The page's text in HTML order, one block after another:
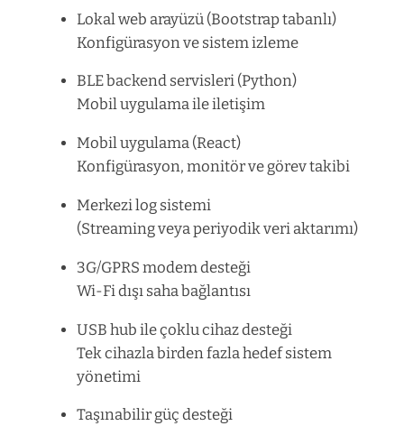
Lokal web arayüzü (Bootstrap tabanlı)
Konfigürasyon ve sistem izleme
BLE backend servisleri (Python)
Mobil uygulama ile iletişim
Mobil uygulama (React)
Konfigürasyon, monitör ve görev takibi
Merkezi log sistemi
(Streaming veya periyodik veri aktarımı)
3G/GPRS modem desteği
Wi-Fi dışı saha bağlantısı
USB hub ile çoklu cihaz desteği
Tek cihazla birden fazla hedef sistem
yönetimi
Taşınabilir güç desteği